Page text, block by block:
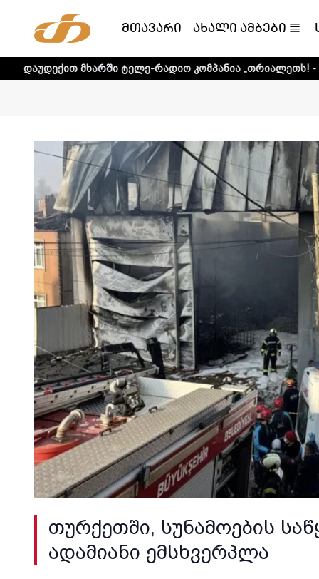
მთავარი ახალი ამბები
ტელე-რადიო კომპანია „თრიალეთს! - დეტალური
თურქეთში, სუნამოების
ადამიანი ემსხვერპლა